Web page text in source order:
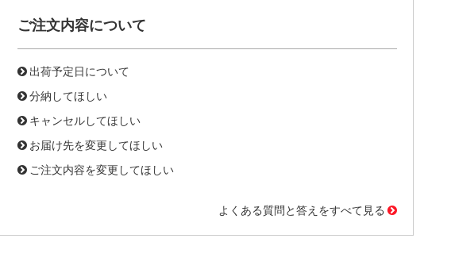
ご注文内容について
出荷予定日について
分納してほしい
キャンセルしてほしい
お届け先を変更してほしい
ご注文内容を変更してほしい
よくある質問と答えをすべて見る